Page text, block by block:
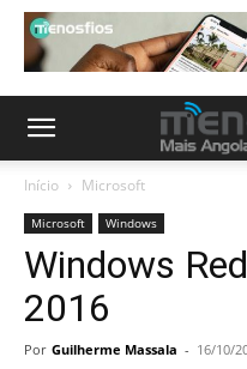
Início Microsoft
Microsoft Windows
Windows
2016
Por Guilherme Massala - 16/10/